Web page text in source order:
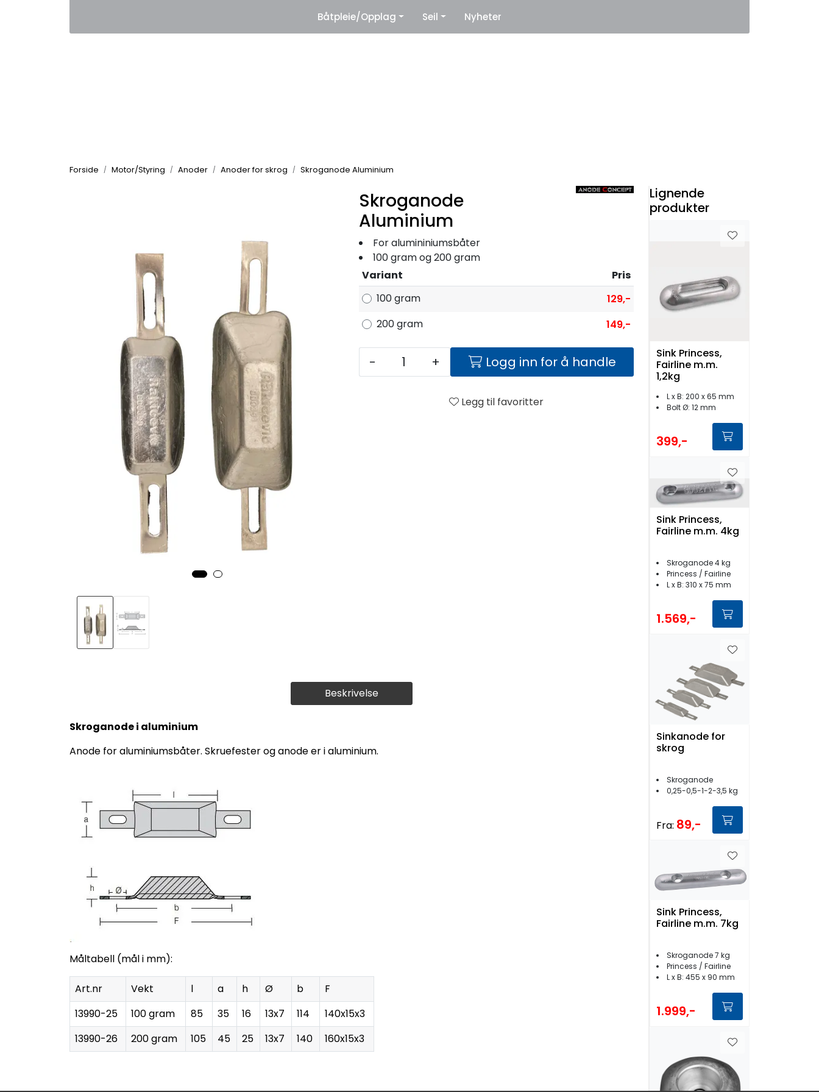
Leverandører
Båtpleie/Opplag Seil Nyheter
Forside Motor/Styring Anoder Anoder for skrog Skroganode Aluminium
Beskrivelse
Skroganode i aluminium
Anode for aluminiumsbåter. Skruefester og anode er i aluminium.
Måltabell (mål i mm):
Art.nr Vekt l a h Ø b
F
13990-25
100 gram 85 35 16 13x7 114
140x15x3
13990-26
200 gram 105 45 25 13x7 140 160x15x3
Skroganode
Aluminium
For alumininiumsbåter
100 gram og 200 gram
Variant
Pris
100 gram
129,-
200 gram
149,-
- + Logg inn for å handle
Legg til favoritter
Lignende
produkter
Sink Princess,
Fairline m.m.
1,2kg
L x B: 200 x 65 mm
Bolt Ø: 12 mm
399,-
Sink Princess,
Fairline m.m. 4kg
Skroganode 4 kg
Princess / Fairline
L x B: 310 x 75 mm
1.569,-
Sinkanode for
skrog
Skroganode
0,25-0,5-1-2-3,5 kg
Fra: 89,-
Sink Princess,
Fairline m.m. 7kg
Skroganode 7 kg
Princess / Fairline
L x B: 455 x 90 mm
1.999,-